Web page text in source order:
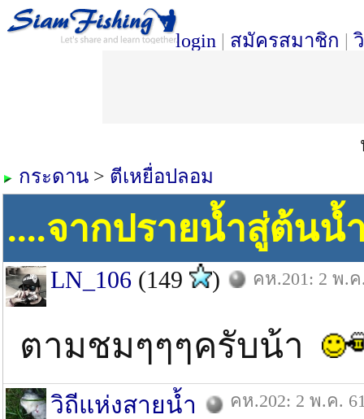
login | สมัครสมาชิก |
กระดาน > ตีเหยื่อปลอม
....จากปรายน้ำสู่ต้นน้
LN_106 (149 ) คห.201: 2 พ.ค
ตามชมๆๆๆครับน้า
วิถีแห่งสายน้ำ คห.202: 2 พ.ค.